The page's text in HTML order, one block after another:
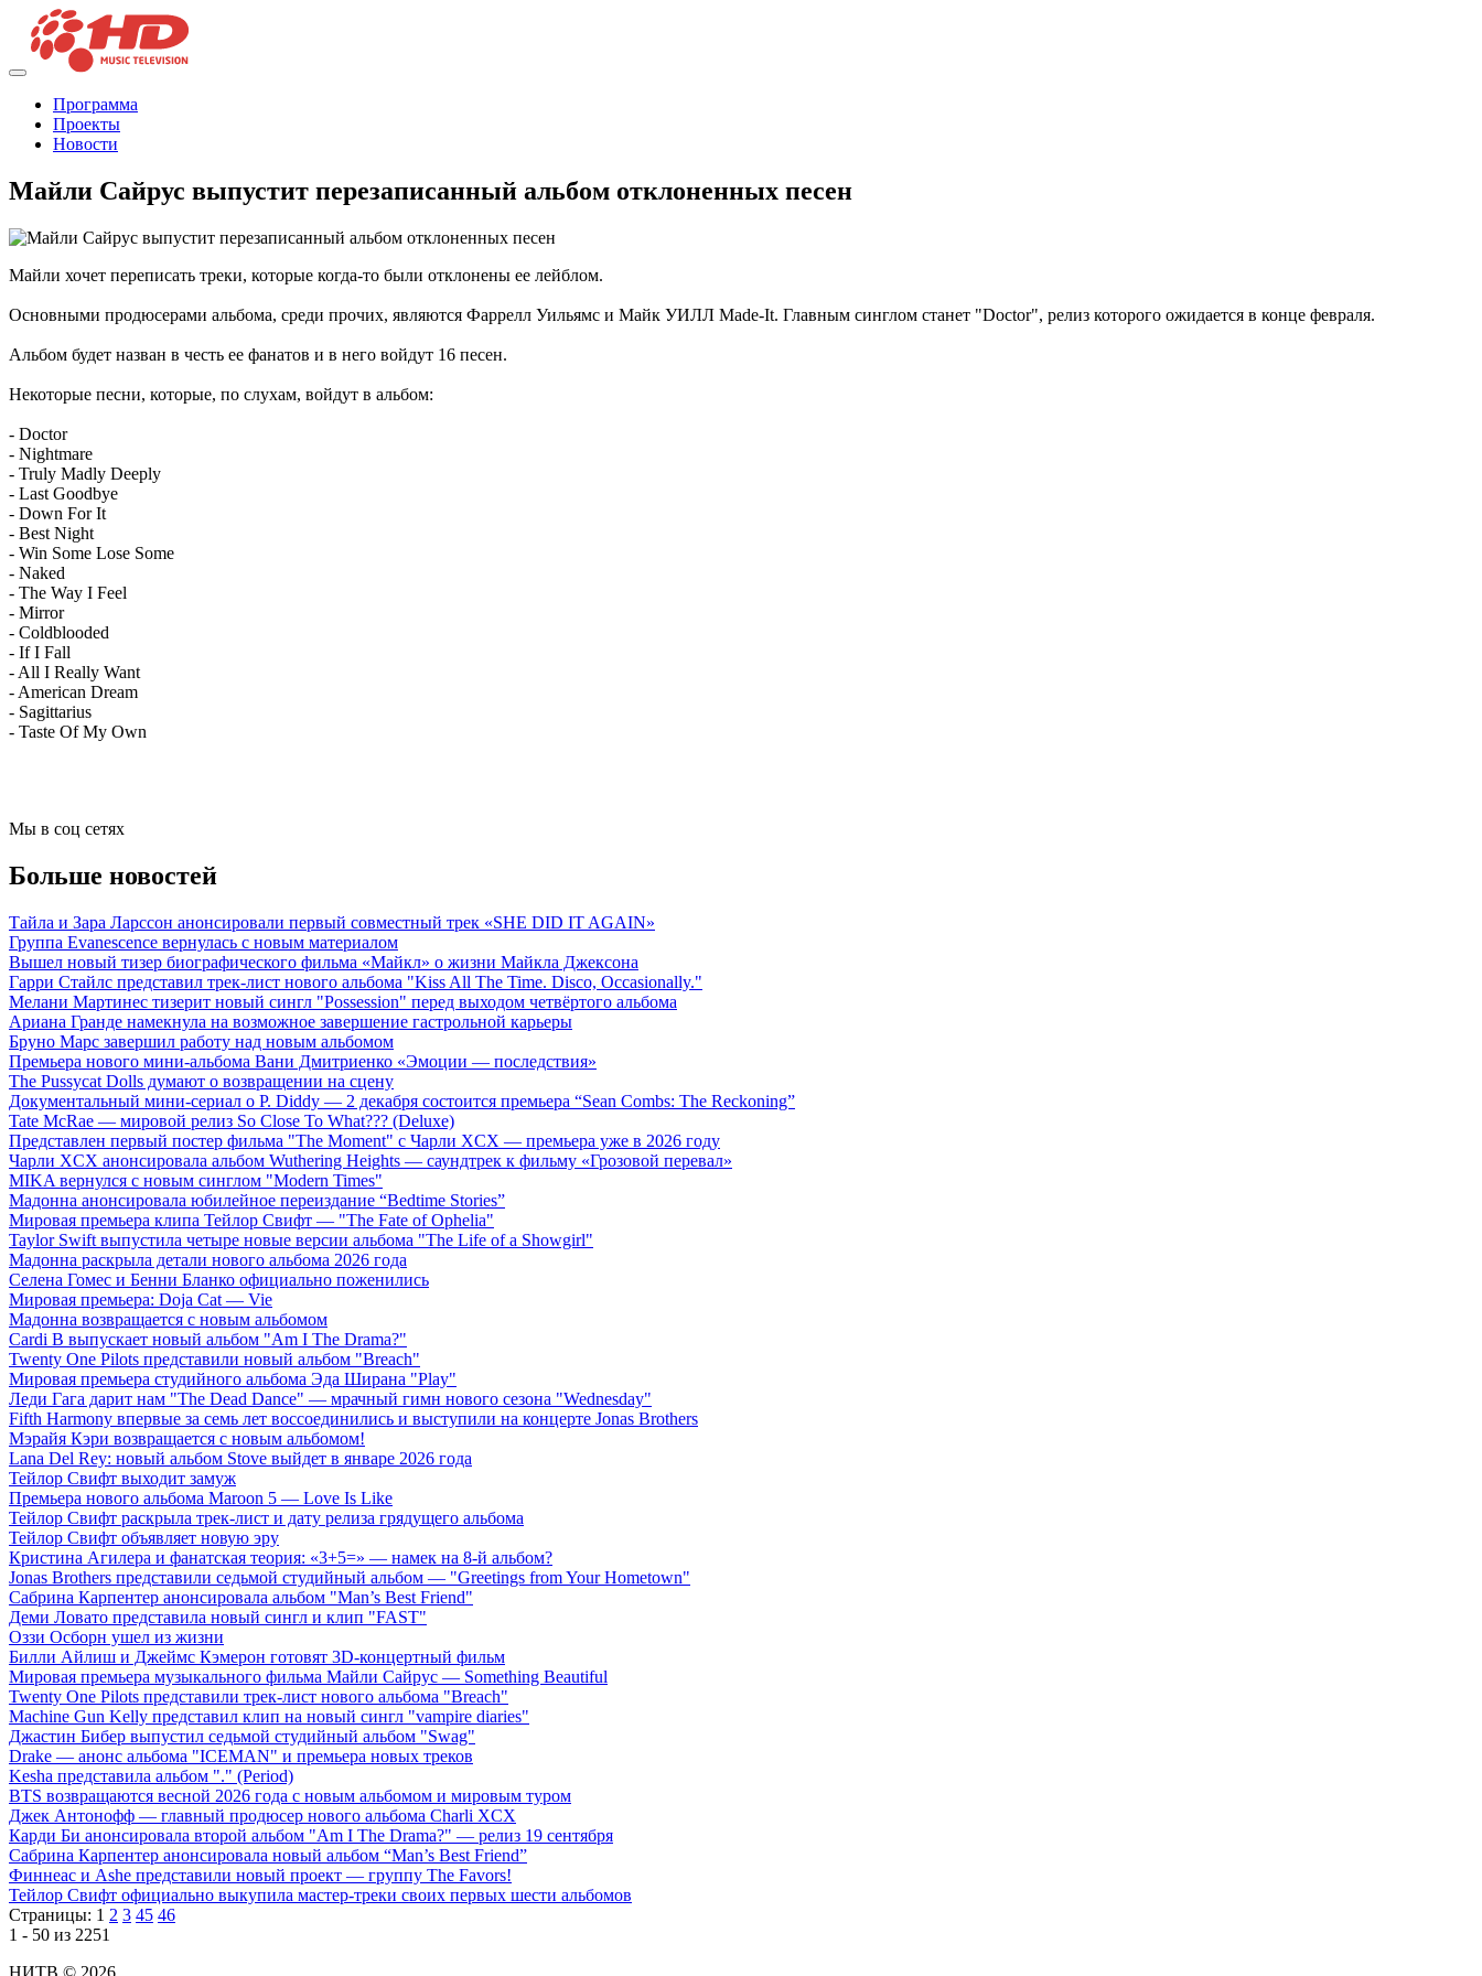
Программа
Проекты
Новости
Майли Сайрус выпустит перезаписанный альбом отклоненных песен
Майли хочет переписать треки, которые когда-то были отклонены ее лейблом.
Основными продюсерами альбома, среди прочих, являются Фаррелл Уильямс и Майк УИЛЛ Made-It. Главным синглом станет "Doctor", релиз которого ожидается в конце февраля.
Альбом будет назван в честь ее фанатов и в него войдут 16 песен.
Некоторые песни, которые, по слухам, войдут в альбом:
- Doctor
- Nightmare
- Truly Madly Deeply
- Last Goodbye
- Down For It
- Best Night
- Win Some Lose Some
- Naked
- The Way I Feel
- Mirror
- Coldblooded
- If I Fall
- All I Really Want
- American Dream
- Sagittarius
- Taste Of My Own
Мы в соц сетях
Больше новостей
Тайла и Зара Ларссон анонсировали первый совместный трек «SHE DID IT AGAIN»
Группа Evanescence вернулась с новым материалом
Вышел новый тизер биографического фильма «Майкл» о жизни Майкла Джексона
Гарри Стайлс представил трек-лист нового альбома "Kiss All The Time. Disco, Occasionally."
Мелани Мартинес тизерит новый сингл "Possession" перед выходом четвёртого альбома
Ариана Гранде намекнула на возможное завершение гастрольной карьеры
Бруно Марс завершил работу над новым альбомом
Премьера нового мини-альбома Вани Дмитриенко «Эмоции — последствия»
The Pussycat Dolls думают о возвращении на сцену
Документальный мини-сериал о P. Diddy — 2 декабря состоится премьера “Sean Combs: The Reckoning”
Tate McRae — мировой релиз So Close To What??? (Deluxe)
Представлен первый постер фильма "The Moment" с Чарли XCX — премьера уже в 2026 году
Чарли XCX анонсировала альбом Wuthering Heights — саундтрек к фильму «Грозовой перевал»
MIKA вернулся с новым синглом "Modern Times"
Мадонна анонсировала юбилейное переиздание “Bedtime Stories”
Мировая премьера клипа Тейлор Свифт — "The Fate of Ophelia"
Taylor Swift выпустила четыре новые версии альбома "The Life of a Showgirl"
Мадонна раскрыла детали нового альбома 2026 года
Селена Гомес и Бенни Бланко официально поженились
Мировая премьера: Doja Cat — Vie
Мадонна возвращается с новым альбомом
Cardi B выпускает новый альбом "Am I The Drama?"
Twenty One Pilots представили новый альбом "Breach"
Мировая премьера студийного альбома Эда Ширана "Play"
Леди Гага дарит нам "The Dead Dance" — мрачный гимн нового сезона "Wednesday"
Fifth Harmony впервые за семь лет воссоединились и выступили на концерте Jonas Brothers
Мэрайя Кэри возвращается с новым альбомом!
Lana Del Rey: новый альбом Stove выйдет в январе 2026 года
Тейлор Свифт выходит замуж
Премьера нового альбома Maroon 5 — Love Is Like
Тейлор Свифт раскрыла трек-лист и дату релиза грядущего альбома
Тейлор Свифт объявляет новую эру
Кристина Агилера и фанатская теория: «3+5=» — намек на 8-й альбом?
Jonas Brothers представили седьмой студийный альбом — "Greetings from Your Hometown"
Сабрина Карпентер анонсировала альбом "Man’s Best Friend"
Деми Ловато представила новый сингл и клип "FAST"
Оззи Осборн ушел из жизни
Билли Айлиш и Джеймс Кэмерон готовят 3D-концертный фильм
Мировая премьера музыкального фильма Майли Сайрус — Something Beautiful
Twenty One Pilots представили трек-лист нового альбома "Breach"
Machine Gun Kelly представил клип на новый сингл "vampire diaries"
Джастин Бибер выпустил седьмой студийный альбом "Swag"
Drake — анонс альбома "ICEMAN" и премьера новых треков
Kesha представила альбом "." (Period)
BTS возвращаются весной 2026 года с новым альбомом и мировым туром
Джек Антонофф — главный продюсер нового альбома Charli XCX
Карди Би анонсировала второй альбом "Am I The Drama?" — релиз 19 сентября
Сабрина Карпентер анонсировала новый альбом “Man’s Best Friend”
Финнеас и Ashe представили новый проект — группу The Favors!
Тейлор Свифт официально выкупила мастер-треки своих первых шести альбомов
Страницы: 1 2 3 45 46
1 - 50 из 2251
НИТВ © 2026